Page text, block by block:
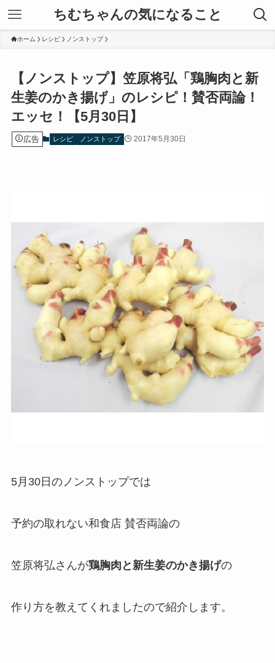
ちむちゃんの気になること
ホーム レシピ ノンストップ
【ノンストップ】笠原将弘「鶏胸肉と新
生姜のかき揚げ」のレシピ！賛否両論！
エッセ！【5月30日】
広告 レシピ ノンストップ 2017年5月30日
5月30日のノンストップでは
予約の取れない和食店 賛否両論の
笠原将弘さんが鶏胸肉と新生姜のかき揚げの
作り方を教えてくれましたので紹介します。